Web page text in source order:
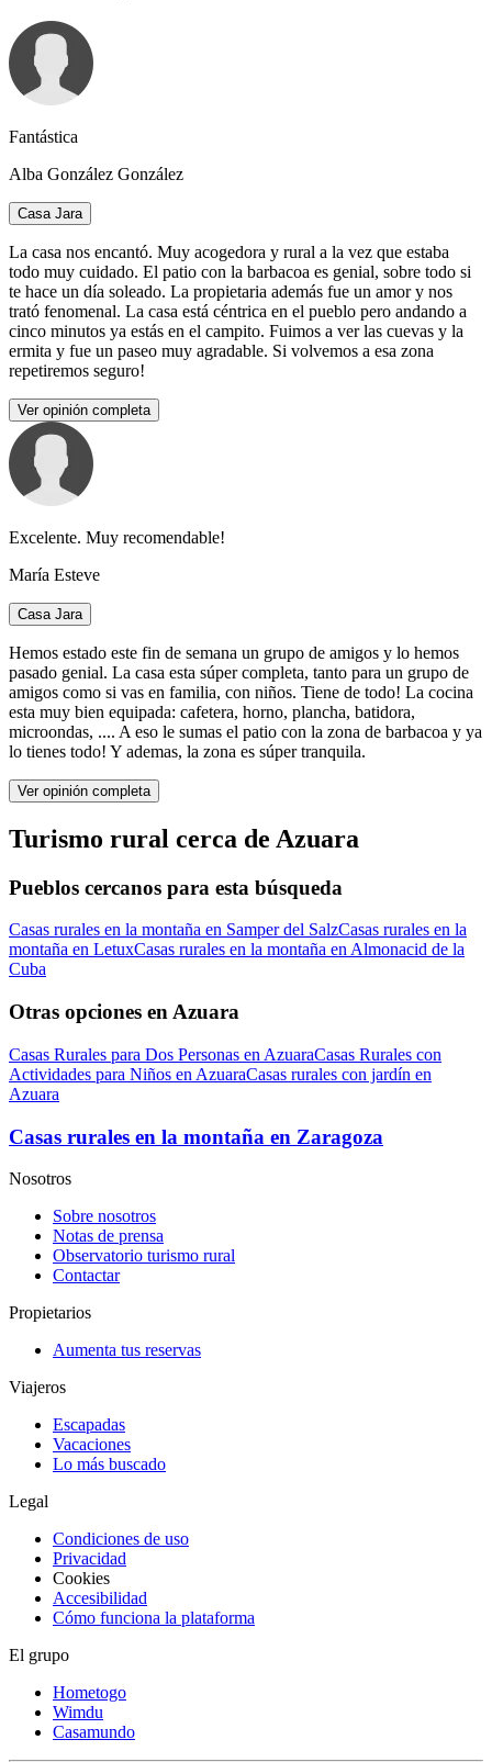
Fantástica
Alba González González
Casa Jara
La casa nos encantó. Muy acogedora y rural a la vez que estaba
todo muy cuidado. El patio con la barbacoa es genial, sobre todo si
te hace un día soleado. La propietaria además fue un amor y nos
trató fenomenal. La casa está céntrica en el pueblo pero andando a
cinco minutos ya estás en el campito. Fuimos a ver las cuevas y la
ermita y fue un paseo muy agradable. Si volvemos a esa zona
repetiremos seguro!
Ver opinión completa
Excelente. Muy recomendable!
María Esteve
Casa Jara
Hemos estado este fin de semana un grupo de amigos y lo hemos
pasado genial. La casa esta súper completa, tanto para un grupo de
amigos como si vas en familia, con niños. Tiene de todo! La cocina
esta muy bien equipada: cafetera, horno, plancha, batidora,
microondas, .... A eso le sumas el patio con la zona de barbacoa y ya
lo tienes todo! Y ademas, la zona es súper tranquila.
Ver opinión completa
Turismo rural cerca de Azuara
Pueblos cercanos para esta búsqueda
Casas rurales en la montaña en Samper del SalzCasas rurales en la
montaña en LetuxCasas rurales en la montaña en Almonacid de la
Cuba
Otras opciones en Azuara
Casas Rurales para Dos Personas en AzuaraCasas Rurales con
Actividades para Niños en AzuaraCasas rurales con jardín en
Azuara
Casas rurales en la montaña en Zaragoza
Nosotros
Sobre nosotros
Notas de prensa
Observatorio turismo rural
Contactar
Propietarios
Aumenta tus reservas
Viajeros
Escapadas
Vacaciones
Lo más buscado
Legal
Condiciones de uso
Privacidad
Cookies
Accesibilidad
Cómo funciona la plataforma
El grupo
Hometogo
Wimdu
Casamundo